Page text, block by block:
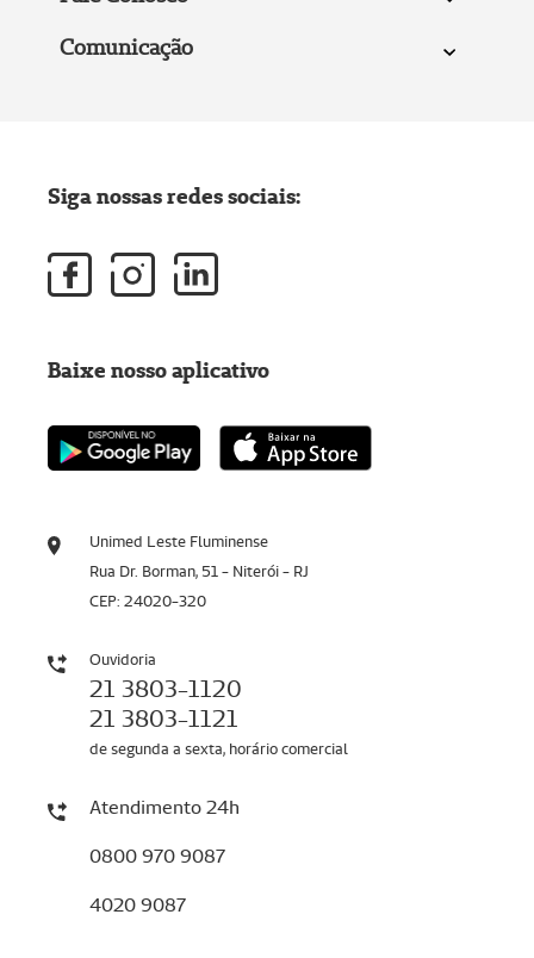
Comunicação
Unimed Leste Fluminense
Rua Dr. Borman, 51 - Niterói - RJ
CEP: 24020-320
Ouvidoria
21 3803-1120
21 3803-1121
de segunda a sexta, horário comercial
Atendimento 24h
0800 970 9087
4020 9087
Siga nossas redes sociais:
Baixe nosso aplicativo